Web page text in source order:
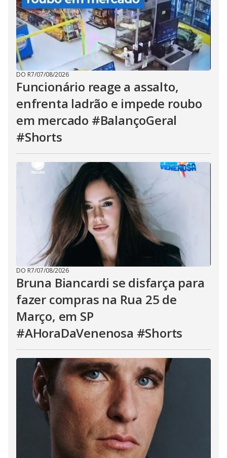
DO R7/07/08/2026
Funcionário reage a assalto,
enfrenta ladrão e impede roubo
em mercado #BalançoGeral
#Shorts
DO R7/07/08/2026
Bruna Biancardi se disfarça para
fazer compras na Rua 25 de
Março, em SP
#AHoraDaVenenosa #Shorts